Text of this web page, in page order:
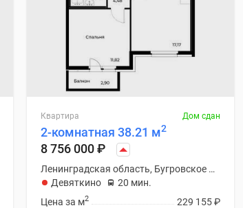
Квартира Дом сдан
2-комнатная 38.21 м2
8 756 000₽
Ленинградская область, Бугровское С/П
Девяткино
20 мин.
229 155₽
Цена за м2